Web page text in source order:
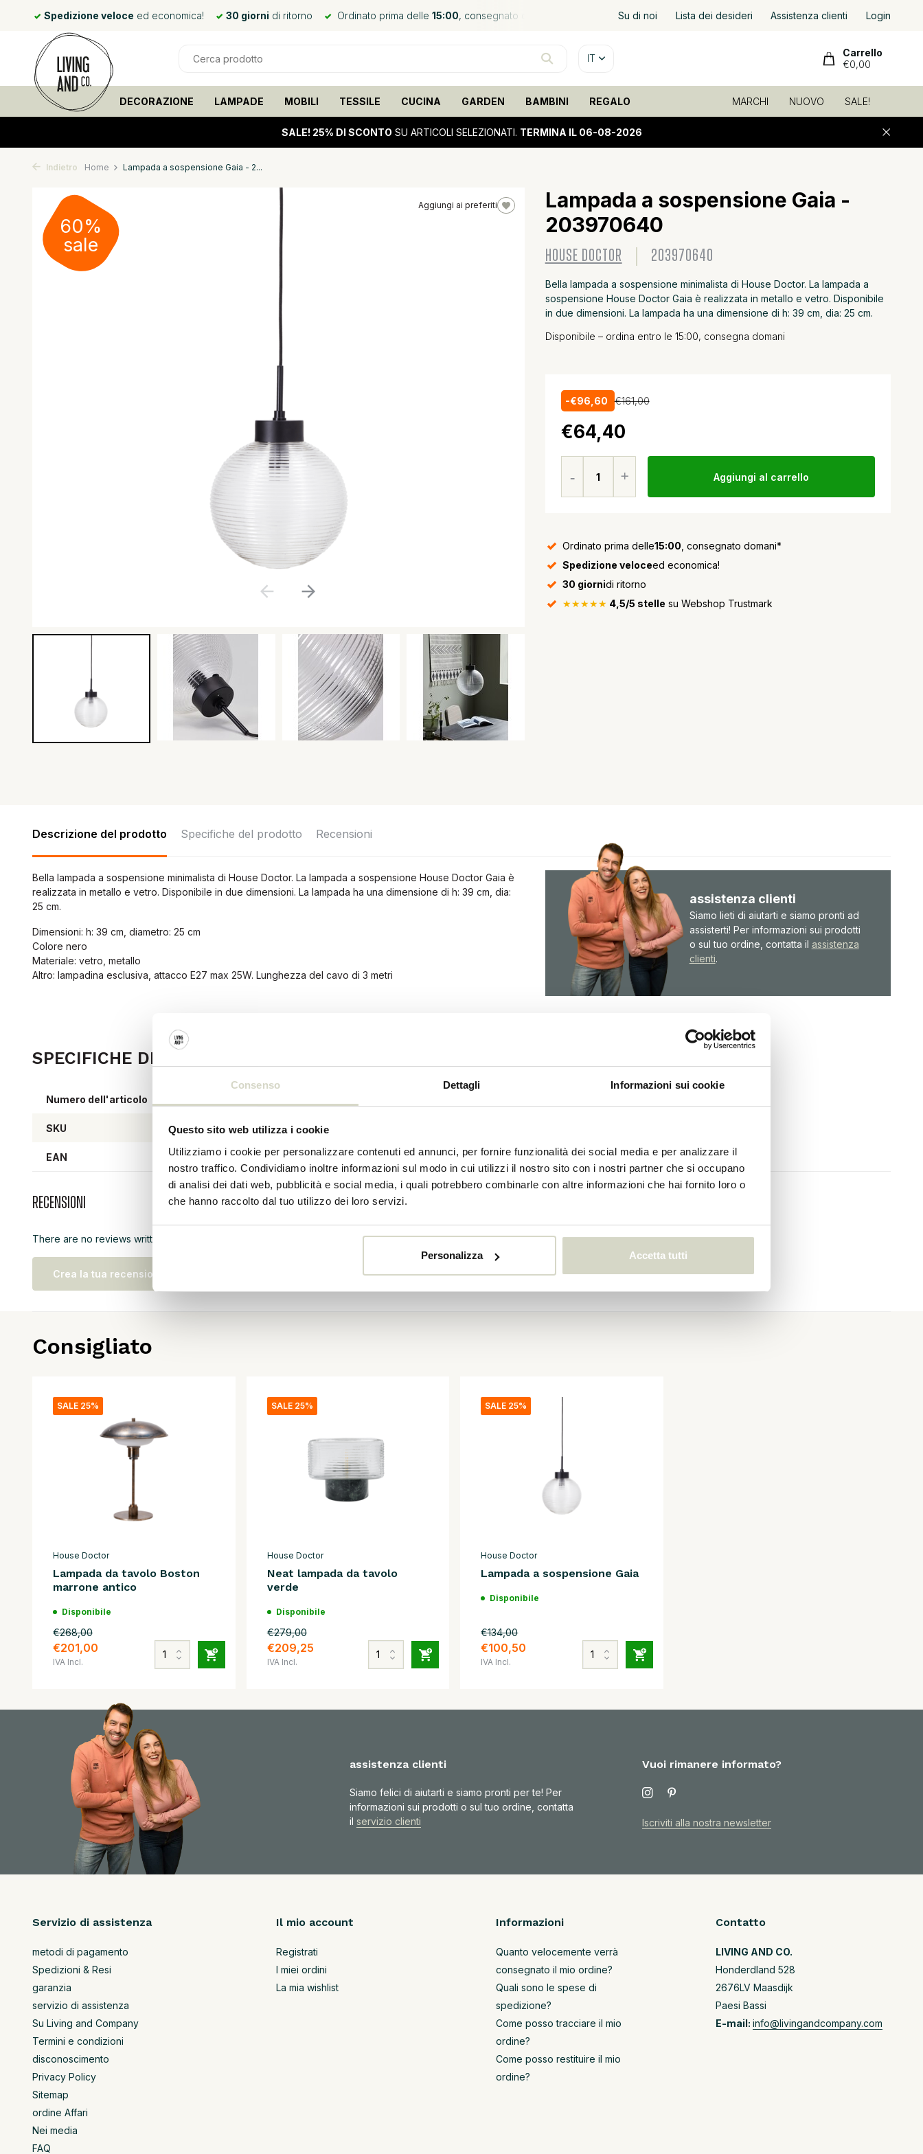
Consenso Dettagli Informazioni sui cookie
Questo sito web utilizza i cookie
Utilizziamo i cookie per personalizzare contenuti ed annunci, per fornire funzionalità dei social media e per analizzare il
nostro traffico. Condividiamo inoltre informazioni sul modo in cui utilizzi il nostro sito con i nostri partner che si occupano
di analisi dei dati web, pubblicità e social media, i quali potrebbero combinarle con altre informazioni che hai fornito loro o
che hanno raccolto dal tuo utilizzo dei loro servizi.
Personalizza Accetta tutti
Spedizione veloce ed economica! 30 giorni di ritorno Ordinato prima delle 15:00, consegnato domani* Spedizione veloce ed economica!
Su di noi Lista dei desideri Assistenza clienti Login
IT
Carrello
€0,00
DECORAZIONE LAMPADE MOBILI TESSILE CUCINA GARDEN BAMBINI REGALO MARCHI NUOVO SALE!
SALE! 25% DI SCONTO SU ARTICOLI SELEZIONATI. TERMINA IL 06-08-2026
Indietro Home Lampada a sospensione Gaia - 2...
Aggiungi ai preferiti
60%
sale
60%
sale
Lampada a sospensione Gaia -
203970640
HOUSE DOCTOR 203970640
Bella lampada a sospensione minimalista di House Doctor. La lampada a
sospensione House Doctor Gaia è realizzata in metallo e vetro. Disponibile
in due dimensioni. La lampada ha una dimensione di h: 39 cm, dia: 25 cm.
Disponibile – ordina entro le 15:00, consegna domani
-€96,60 €161,00
€64,40
Aggiungi al carrello
Ordinato prima delle15:00 , consegnato domani*
Spedizione veloceed economica!
30 giornidi ritorno
★★★★★ 4,5/5 stelle su Webshop Trustmark
Descrizione del prodotto Specifiche del prodotto Recensioni
Bella lampada a sospensione minimalista di House Doctor. La lampada a sospensione House Doctor Gaia è
realizzata in metallo e vetro. Disponibile in due dimensioni. La lampada ha una dimensione di h: 39 cm, dia:
25 cm.
Dimensioni: h: 39 cm, diametro: 25 cm
Colore nero
Materiale: vetro, metallo
Altro: lampadina esclusiva, attacco E27 max 25W. Lunghezza del cavo di 3 metri
SPECIFICHE DEL PRODOTTO
Numero dell'articolo
SKU 203970640
EAN 5707644810594
assistenza clienti
Siamo lieti di aiutarti e siamo pronti ad
assisterti! Per informazioni sui prodotti
o sul tuo ordine, contatta il assistenza
clienti.
Recensioni
There are no reviews written yet about this product..
Crea la tua recensione
Consigliato
SALE 25%
House Doctor
Lampada da tavolo Boston
marrone antico
Disponibile
€268,00
€201,00
IVA Incl.
SALE 25%
House Doctor
Neat lampada da tavolo
verde
Disponibile
€279,00
€209,25
IVA Incl.
SALE 25%
House Doctor
Lampada a sospensione Gaia
Disponibile
€134,00
€100,50
IVA Incl.
assistenza clienti
Siamo felici di aiutarti e siamo pronti per te! Per
informazioni sui prodotti o sul tuo ordine, contatta
il servizio clienti
Vuoi rimanere informato?
Iscriviti alla nostra newsletter
Servizio di assistenza
metodi di pagamento
Spedizioni & Resi
garanzia
servizio di assistenza
Su Living and Company
Termini e condizioni
disconoscimento
Privacy Policy
Sitemap
ordine Affari
Nei media
FAQ
Il mio account
Registrati
I miei ordini
La mia wishlist
Informazioni
Quanto velocemente verrà
consegnato il mio ordine?
Quali sono le spese di
spedizione?
Come posso tracciare il mio
ordine?
Come posso restituire il mio
ordine?
Contatto
LIVING AND CO.
Honderdland 528
2676LV Maasdijk
Paesi Bassi
E-mail: info@livingandcompany.com